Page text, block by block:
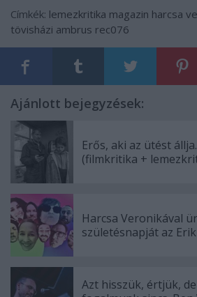
Címkék: lemezkritika magazin harcsa
tövisházi ambrus rec076
Ajánlott bejegyzések:
Erős, aki az ütést
(filmkritika +
Harcsa Veronikával
születésnapját az
Azt hisszük, értjük,